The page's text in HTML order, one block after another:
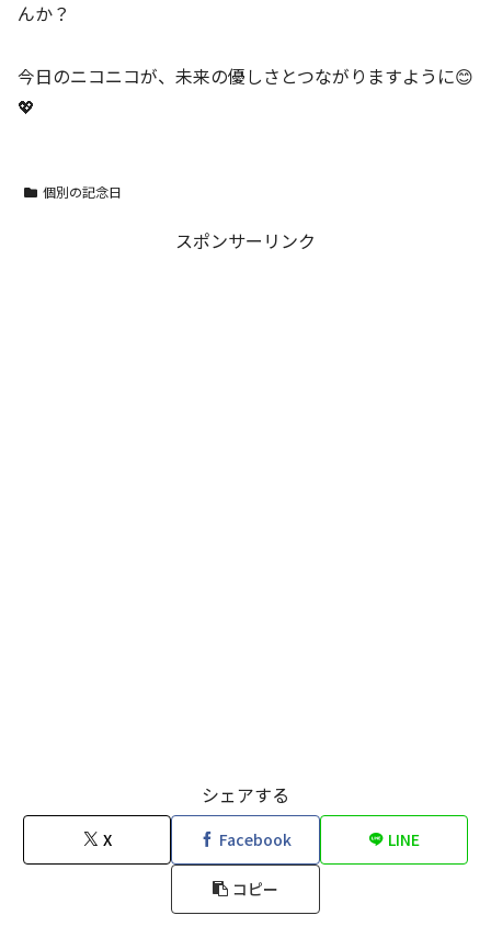
んか？
今日のニコニコが、未来の優しさとつながりますように😊
💖
個別の記念日
スポンサーリンク
シェアする
X Facebook LINE
コピー